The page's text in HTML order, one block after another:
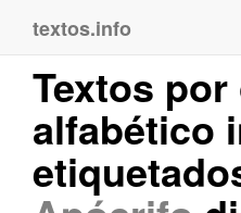
textos.info
Textos
alfabético